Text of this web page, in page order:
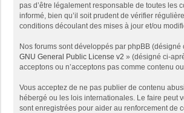
pas d’être légalement responsable de toutes les
informé, bien qu’il soit prudent de vérifier
conditions découlant des mises à jour et/ou
Nos forums sont développés par phpBB
GNU General Public License v2 » (désigné ci-
acceptons ou n’acceptons pas comme contenu
Vous acceptez de ne pas publier de contenu
hébergé ou les lois internationales. Le faire peut
sont enregistrées pour aider au renforcement de